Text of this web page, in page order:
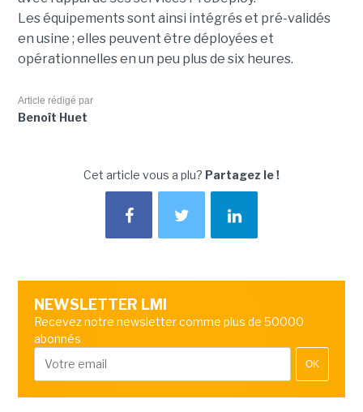
Les équipements sont ainsi intégrés et pré-validés
en usine ; elles peuvent être déployées et
opérationnelles en un peu plus de six heures.
Article rédigé par
Benoît Huet
Cet article vous a plu? Partagez le !
NEWSLETTER LMI
Recevez notre newsletter comme plus de 50000
abonnés
OK